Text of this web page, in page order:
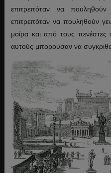
επιτρεπόταν να
επιτρεπόταν να πουληθούν
μοίρα και από τους
αυτούς μπορούσαν να